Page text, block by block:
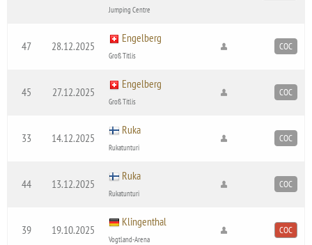
Jumping Centre
47 28.12.2025
Engelberg
Groß Titlis
COC
45 27.12.2025
Engelberg
Groß Titlis
COC
33 14.12.2025
Ruka
Rukatunturi
COC
44 13.12.2025
Ruka
Rukatunturi
COC
39 19.10.2025
Klingenthal
Vogtland-Arena
COC